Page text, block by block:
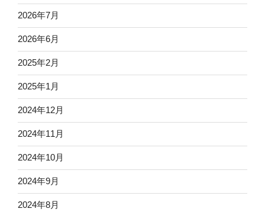
2026年7月
2026年6月
2025年2月
2025年1月
2024年12月
2024年11月
2024年10月
2024年9月
2024年8月